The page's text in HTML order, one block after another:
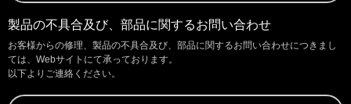
製品の不具合及び、部品に関するお問い合わせ
お客様からの修理、製品の不具合及び、部品に関するお問い合わせにつきまし
ては、Webサイトにて承っております。
以下よりご連絡ください。